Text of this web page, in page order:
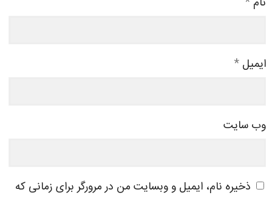
ایمیل *
وب‌ سایت
ذخیره نام، ایمیل و وبسایت من در مرورگر برای زمانی که